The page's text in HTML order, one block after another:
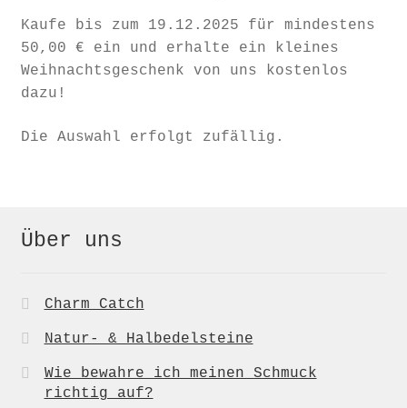
Kaufe bis zum 19.12.2025 für mindestens
50,00 € ein und erhalte ein kleines
Weihnachtsgeschenk von uns kostenlos
dazu!
Die Auswahl erfolgt zufällig.
Über uns
Charm Catch
Natur- & Halbedelsteine
Wie bewahre ich meinen Schmuck
richtig auf?